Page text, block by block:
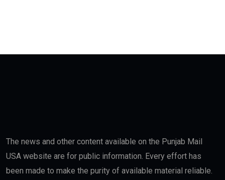
The news and other content available on the Punjab Mail
USA website are for public information. Every effort has
been made to make the purity of available material reliable.